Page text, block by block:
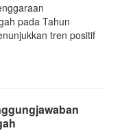
pada Tahun
tren positif